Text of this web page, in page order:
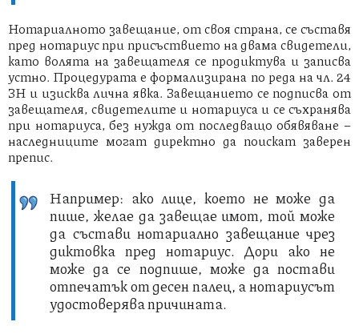
Нотариалното завещание, от своя страна, се съставя
пред нотариус при присъствието на двама свидетели,
като волята на завещателя се продиктува и записва
устно. Процедурата е формализирана по реда на чл. 24
ЗН и изисква лична явка. Завещанието се подписва от
завещателя, свидетелите и нотариуса и се съхранява
при нотариуса, без нужда от последващо обявяване –
наследниците могат директно да поискат заверен
препис.
Например: ако лице, което не може да
пише, желае да завещае имот, той може
да състави нотариално завещание чрез
диктовка пред нотариус. Дори ако не
може да се подпише, може да постави
отпечатък от десен палец, а нотариусът
удостоверява причината.